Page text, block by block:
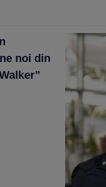
noi din